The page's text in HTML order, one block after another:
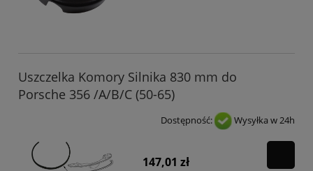
Uszczelka Komory Silnika 830 mm do
Porsche 356 /A/B/C (50-65)
Dostępność: Wysyłka w 24h
147,01 zł